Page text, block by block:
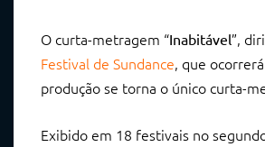
O curta-metragem “Inabitável”,
Festival de Sundance, que
produção se torna o único curta-
Exibido em 18 festivais no